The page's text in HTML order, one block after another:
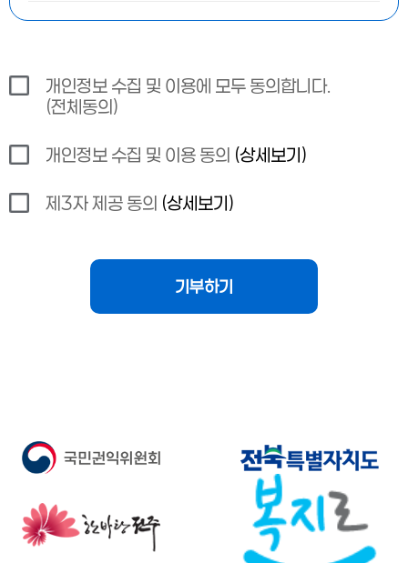
개인정보 수집 및 이용에 모두 동의합니다.
(전체동의)
개인정보 수집 및 이용 동의 (상세보기)
제3자 제공 동의 (상세보기)
기부하기